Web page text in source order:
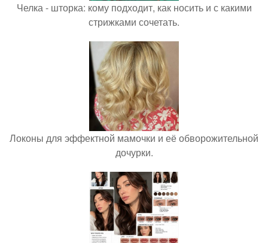
Челка - шторка: кому подходит, как носить и с какими
стрижками сочетать.
Локоны для эффектной мамочки и её обворожительной
дочурки.